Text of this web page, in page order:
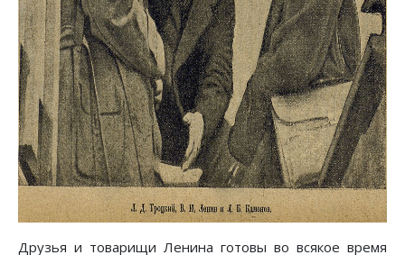
Друзья и товарищи Ленина готовы во всякое время